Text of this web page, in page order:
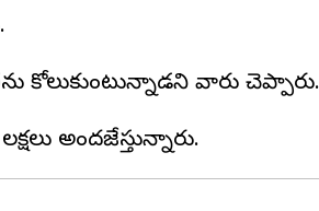
కోలుకుంటున్నాడని వారు చెప్పారు.